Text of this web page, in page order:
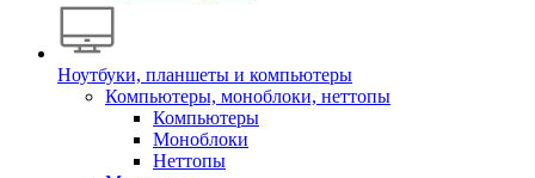
Ноутбуки, планшеты и компьютеры
Компьютеры, моноблоки, неттопы
Компьютеры
Моноблоки
Неттопы